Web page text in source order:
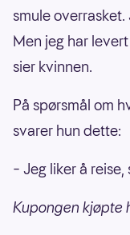
smule
Men jeg har
sier kvinnen.
På spørsmål om
svarer hun dette:
– Jeg liker å
Kupongen kjøpte